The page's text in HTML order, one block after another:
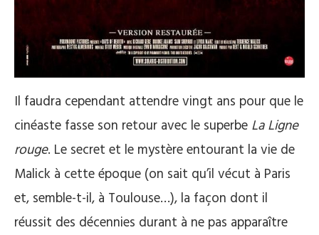
Il faudra cependant attendre vingt ans pour que le
cinéaste fasse son retour avec le superbe La Ligne
rouge. Le secret et le mystère entourant la vie de
Malick à cette époque (on sait qu’il vécut à Paris
et, semble-t-il, à Toulouse…), la façon dont il
réussit des décennies durant à ne pas apparaître